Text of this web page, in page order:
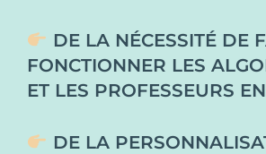
DE LA NÉCESSITÉ DE
FONCTIONNER LES
ET LES PROFESSEURS
DE LA